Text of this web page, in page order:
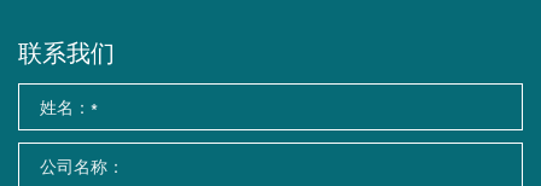
联系我们